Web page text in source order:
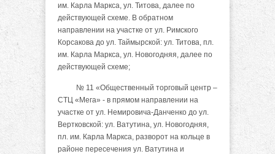
им. Карла Маркса, ул. Титова, далее по
действующей схеме. В обратном
направлении на участке от ул. Римского
Корсакова до ул. Таймырской: ул. Титова, пл.
им. Карла Маркса, ул. Новогодняя, далее по
действующей схеме;
№ 11 «Общественный торговый центр –
СТЦ «Мега» - в прямом направлении на
участке от ул. Немировича-Данченко до ул.
Вертковской: ул. Ватутина, ул. Новогодняя,
пл. им. Карла Маркса, разворот на кольце в
районе пересечения ул. Ватутина и